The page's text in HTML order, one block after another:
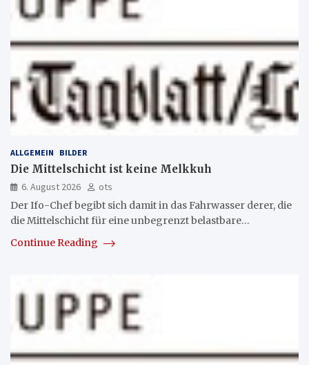
ALLGEMEIN BILDER
Die Mittelschicht ist keine Melkkuh
6. August 2026
ots
Der Ifo-Chef begibt sich damit in das Fahrwasser derer, die
die Mittelschicht für eine unbegrenzt belastbare…
Continue Reading